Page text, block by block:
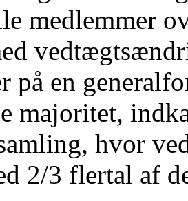
medlemmer
på en
majoritet,
hvor
2/3 flertal af